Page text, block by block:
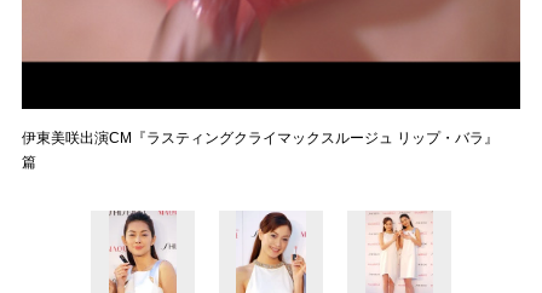
伊東美咲出演CM『ラスティングクライマックスルージュ リップ・バラ』
篇